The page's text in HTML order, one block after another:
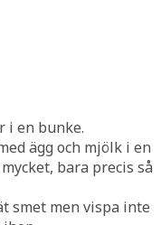
i en bunke.
ägg och mjölk i en
bara precis så
smet men vispa inte